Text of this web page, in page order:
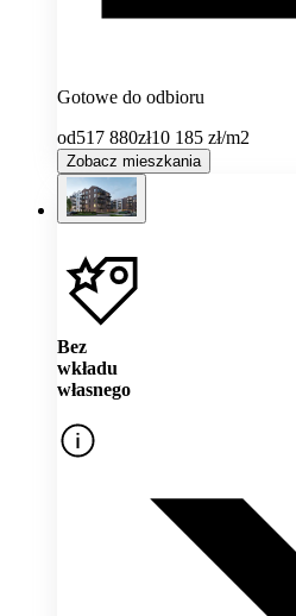
Gotowe do odbioru
od517 880zł10 185 zł/m2
Zobacz mieszkania
Bez
wkładu
własnego